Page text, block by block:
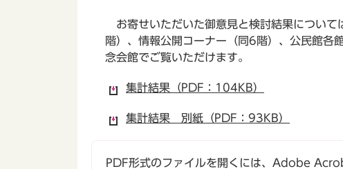
お寄せいただいた御意見と検討結果について
階）、情報公開コーナー（同6階）、公民館各
念会館でご覧いただけます。
集計結果（PDF：104KB）
集計結果 別紙（PDF：93KB）
PDF形式のファイルを開くには、Adobe